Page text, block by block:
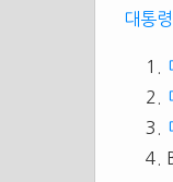
대통